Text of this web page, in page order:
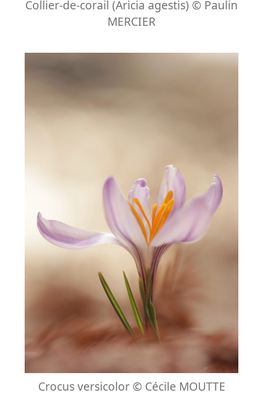
Collier-de-corail (Aricia agestis) © Paulin
MERCIER
Crocus versicolor © Cécile MOUTTE